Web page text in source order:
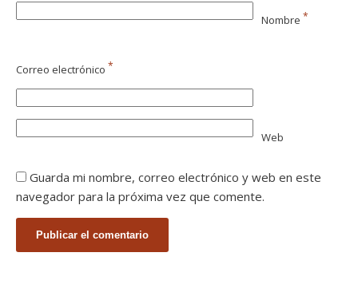
Nombre *
Correo electrónico *
Web
Guarda mi nombre, correo electrónico y web en este
navegador para la próxima vez que comente.